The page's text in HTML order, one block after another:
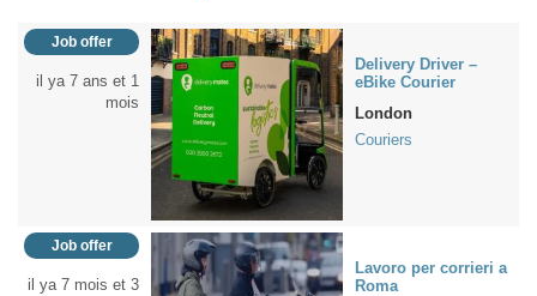
Job offer
il ya 7 ans et 1
mois
Delivery Driver –
eBike Courier
London
Couriers
Job offer
il ya 7 mois et 3
Lavoro per corrieri a
Roma